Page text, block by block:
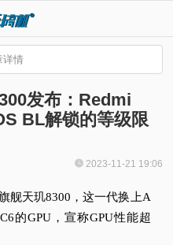
详情
发布：Redmi
BL解锁的等级限
2023-11-21 19:06
舰天玑8300，这一代换上A
的GPU，宣称GPU性能超